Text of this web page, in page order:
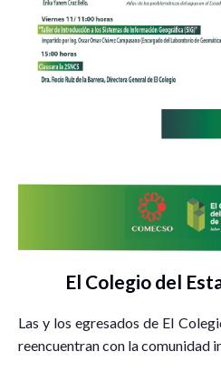
El Colegio del
Las y los egresados de El
reencuentran con la comunidad